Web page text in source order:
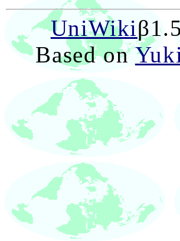
UniWiki
Based on